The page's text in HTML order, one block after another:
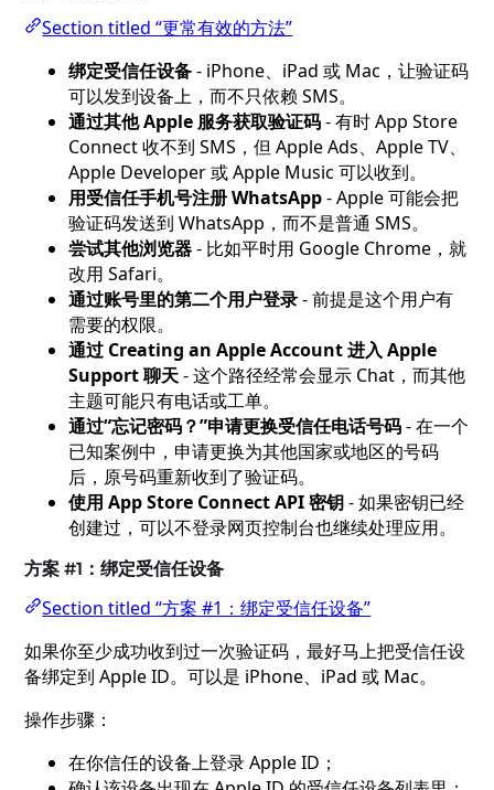
Section titled “更常有效的方法”
绑定受信任设备- iPhone、iPad 或 Mac，让验证码
可以发到设备上，而不只依赖 SMS。
通过其他 Apple 服务获取验证码- 有时 App Store
Connect 收不到 SMS，但 Apple Ads、Apple TV、
Apple Developer 或 Apple Music 可以收到。
用受信任手机号注册 WhatsApp- Apple 可能会把
验证码发送到 WhatsApp，而不是普通 SMS。
尝试其他浏览器- 比如平时用 Google Chrome，就
改用 Safari。
通过账号里的第二个用户登录- 前提是这个用户有
需要的权限。
通过 Creating an Apple Account 进入 Apple
Support 聊天- 这个路径经常会显示 Chat，而其他
主题可能只有电话或工单。
通过“忘记密码？”申请更换受信任电话号码- 在一个
已知案例中，申请更换为其他国家或地区的号码
后，原号码重新收到了验证码。
使用 App Store Connect API 密钥- 如果密钥已经
创建过，可以不登录网页控制台也继续处理应用。
方案 #1：绑定受信任设备
Section titled “方案 #1：绑定受信任设备”
如果你至少成功收到过一次验证码，最好马上把受信任设
备绑定到 Apple ID。可以是 iPhone、iPad 或 Mac。
操作步骤：
在你信任的设备上登录 Apple ID；